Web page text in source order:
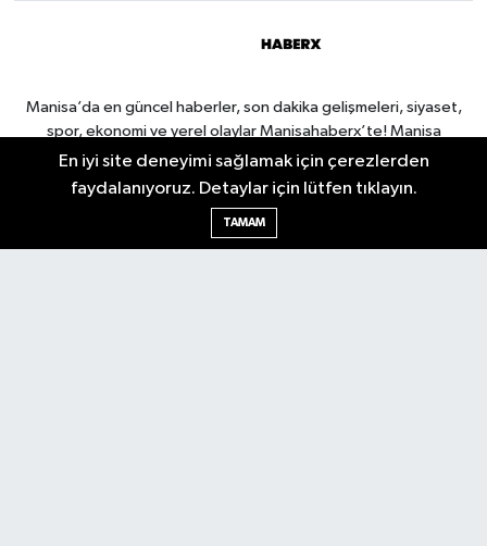
Manisa’da en güncel haberler, son dakika gelişmeleri, siyaset,
spor, ekonomi ve yerel olaylar Manisahaberx’te! Manisa
haberlerini anbean takip edin.
Manisa Nöbetçi Eczaneler
En iyi site deneyimi sağlamak için çerezlerden
faydalanıyoruz. Detaylar için lütfen tıklayın.
TAMAM